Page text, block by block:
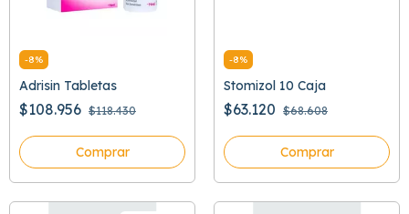
-8%
Adrisin Tabletas
$108.956 $118.430
Comprar
-8%
Stomizol 10 Caja
$63.120 $68.608
Comprar